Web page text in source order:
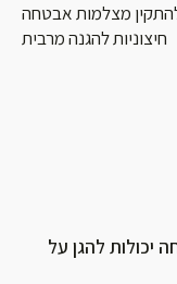
מצלמות אבטחה
חיצוניות להגנה מרבית
יכולות להגן על